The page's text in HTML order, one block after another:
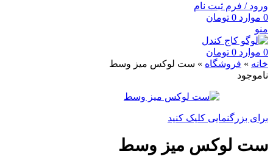
ورود / فرم ثبت نام
0 موارد 0 تومان
منو
0 موارد 0 تومان
خانه » فروشگاه » ست لوکس میز وسط
ناموجود
برای بزرگنمایی کلیک کنید
ست لوکس میز وسط